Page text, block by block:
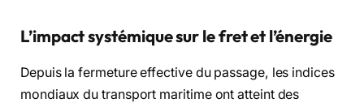
L’impact systémique sur le fret et l’énergie
Depuis la fermeture effective du passage, les indices
mondiaux du transport maritime ont atteint des